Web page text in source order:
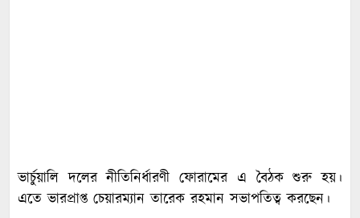
ভার্চুয়ালি দলের নীতিনির্ধারণী ফোরামের এ বৈঠক শুরু হয়।
এতে ভারপ্রাপ্ত চেয়ারম্যান তারেক রহমান সভাপতিত্ব করছেন।